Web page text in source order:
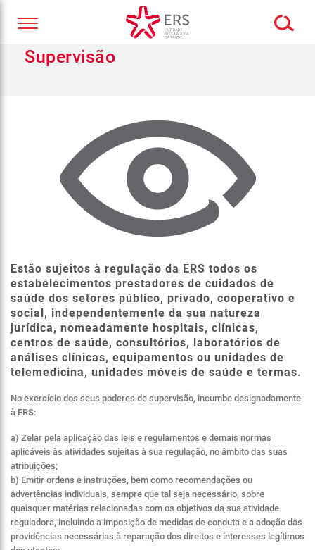
Supervisão
Estão sujeitos à regulação da ERS todos os
estabelecimentos prestadores de cuidados de
saúde dos setores público, privado, cooperativo e
social, independentemente da sua natureza
jurídica, nomeadamente hospitais, clínicas,
centros de saúde, consultórios, laboratórios de
análises clínicas, equipamentos ou unidades de
telemedicina, unidades móveis de saúde e termas.
No exercício dos seus poderes de supervisão, incumbe designadamente
à ERS:
a) Zelar pela aplicação das leis e regulamentos e demais normas
aplicáveis às atividades sujeitas à sua regulação, no âmbito das suas
atribuições;
b) Emitir ordens e instruções, bem como recomendações ou
advertências individuais, sempre que tal seja necessário, sobre
quaisquer matérias relacionadas com os objetivos da sua atividade
reguladora, incluindo a imposição de medidas de conduta e a adoção das
providências necessárias à reparação dos direitos e interesses legítimos